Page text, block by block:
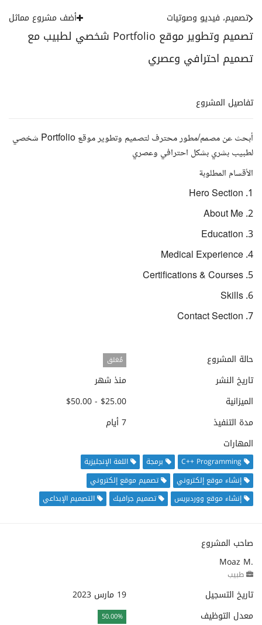
تصميم وتطوير موقع Portfolio شخصي لطبيب مع
تصميم احترافي وعصري
تصميم، فيديو وصوتيات أضف مشروع مماثل
تفاصيل المشروع
أبحث عن مصمم/مطور محترف لتصميم وتطوير موقع Portfolio شخصي
لطبيب بشري بشكل احترافي وعصري
الأقسام المطلوبة
1. Hero Section
2. About Me
3. Education
4. Medical Experience
5. Certifications & Courses
6. Skills
7. Contact Section
حالة المشروع مُغلق
تاريخ النشر
منذ شهر
الميزانية
$25.00 - $50.00
مدة التنفيذ
7 أيام
المهارات
C++ Programming برمجة
اللغة الإنجليزية
إنشاء موقع إلكتروني
تصميم موقع إلكتروني
إنشاء موقع ووردبريس
تصميم جرافيك التصميم الإبداعي
صاحب المشروع
Moaz M.
طبيب
تاريخ التسجيل
19 مارس 2023
معدل التوظيف
50.00%